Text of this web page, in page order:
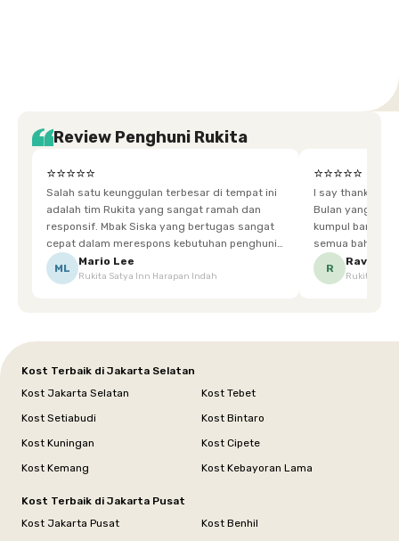
Review Penghuni Rukita
⭐⭐⭐⭐⭐
Salah satu keunggulan terbesar di tempat ini
adalah tim Rukita yang sangat ramah dan
responsif. Mbak Siska yang bertugas sangat
cepat dalam merespons kebutuhan penghuni.
Ketika saya meminta keset karena sempat
terpeleset, permintaan tersebut langsung
ML
Mario Lee
Rukita Satya Inn Harapan Indah
⭐⭐⭐⭐⭐
I say thankyou
Bulan yang super happy! banyak
kumpul bareng
semua bahagia
mgkn saran dari air aja & kebersihan lebih di
R
Ravena
Rukita
Kost Terbaik di Jakarta Selatan
Kost Jakarta Selatan
Kost Tebet
Kost Setiabudi
Kost Bintaro
Kost Kuningan
Kost Cipete
Kost Kemang
Kost Kebayoran Lama
Kost Terbaik di Jakarta Pusat
Kost Jakarta Pusat
Kost Benhil